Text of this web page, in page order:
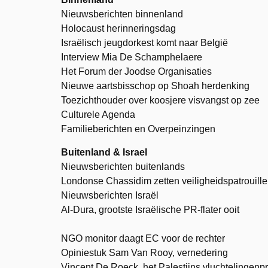
Nieuwsberichten binnenland
Holocaust herinneringsdag
Israëlisch jeugdorkest komt naar België
Interview Mia De Schamphelaere
Het Forum der Joodse Organisaties
Nieuwe aartsbisschop op Shoah herdenking
Toezichthouder over koosjere visvangst op zee
Culturele Agenda
Familieberichten en Overpeinzingen
Buitenland & Israel
Nieuwsberichten buitenlands
Londonse Chassidim zetten
Nieuwsberichten Israël
Al-Dura, grootste Israëlische PR-flater ooit
NGO monitor daagt EC voor de rechter
Opiniestuk Sam Van Rooy, vernedering